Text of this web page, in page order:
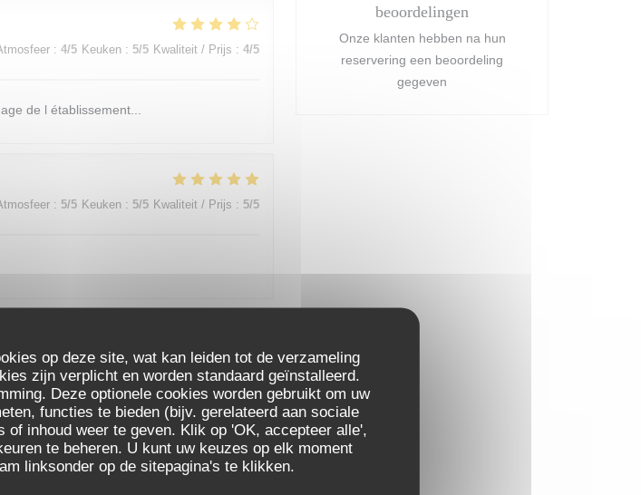
op deze site, wat kan leiden tot de verzameling
zijn verplicht en worden standaard geïnstalleerd.
Deze optionele cookies worden gebruikt om uw
functies te bieden (bijv. gerelateerd aan sociale
inhoud weer te geven. Klik op 'OK, accepteer alle',
te beheren. U kunt uw keuzes op elk moment
linksonder op de sitepagina's te klikken.
: 4/5 Keuken : 5/5 Kwaliteit / Prijs : 4/5
de l établissement...
: 5/5 Keuken : 5/5 Kwaliteit / Prijs : 5/5
: 5/5 Keuken: 5/5 Kwaliteit / Prijs : 5/5
beoordelingen
Onze klanten hebben na hun
reservering een beoordeling
gegeven
SAISONS